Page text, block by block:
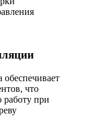
обеспечивает
что
работу при